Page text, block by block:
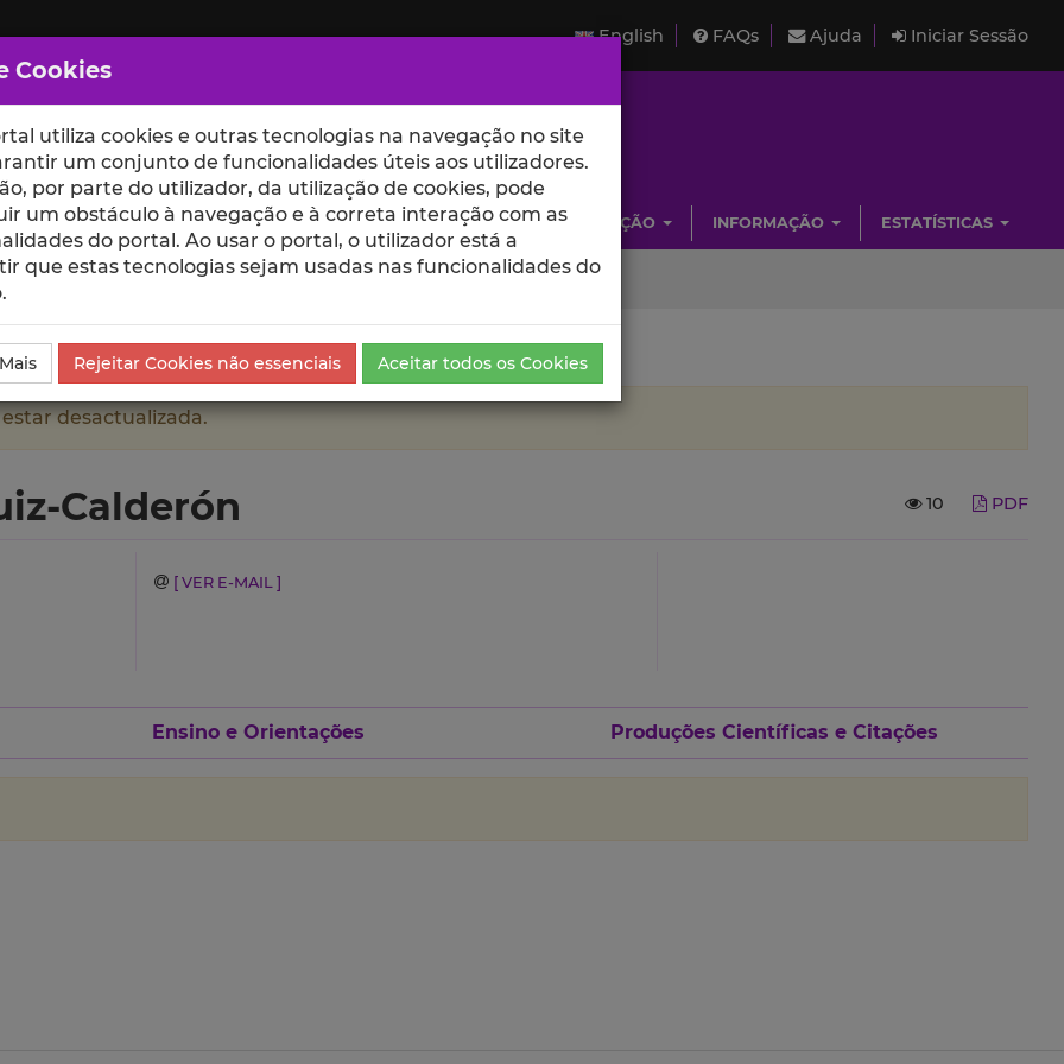
English FAQs Ajuda Iniciar Sessão
ESCOLAS UNIDADES INVESTIGAÇÃO INFORMAÇÃO ESTATÍSTICAS
Currículo
desactualizada.
10 PDF
Calderón
[ VER E-MAIL ]
Ensino e Orientações Produções Científicas e Citações
Cookies
utiliza cookies e outras tecnologias na navegação no site
um conjunto de funcionalidades úteis aos utilizadores.
por parte do utilizador, da utilização de cookies, pode
um obstáculo à navegação e à correta interação com as
do portal. Ao usar o portal, o utilizador está a
que estas tecnologias sejam usadas nas funcionalidades do
Rejeitar Cookies não essenciais Aceitar todos os Cookies